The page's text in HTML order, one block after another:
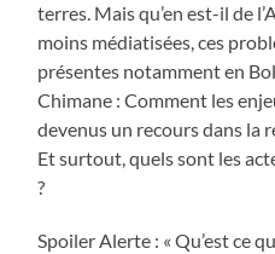
terres. Mais qu’en est-il de
moins médiatisées, ces
présentes notamment en
Chimane : Comment les
devenus un recours dans la
Et surtout, quels sont les
?
Spoiler Alerte : « Qu’est ce